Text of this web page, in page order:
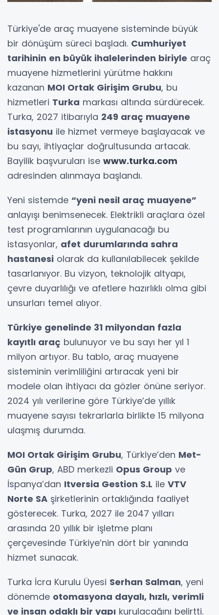
Türkiye'de araç muayene sisteminde büyük
bir dönüşüm süreci başladı. Cumhuriyet
tarihinin en büyük ihalelerinden biriyle araç
muayene hizmetlerini yürütme hakkını
kazanan MOI Ortak Girişim Grubu, bu
hizmetleri Turka markası altında sürdürecek.
Turka, 2027 itibarıyla 249 araç muayene
istasyonu ile hizmet vermeye başlayacak ve
bu sayı, ihtiyaçlar doğrultusunda artacak.
Bayilik başvuruları ise www.turka.com
adresinden alınmaya başlandı.
Yeni sistemde “yeni nesil araç muayene”
anlayışı benimsenecek. Elektrikli araçlara özel
test programlarının uygulanacağı bu
istasyonlar, afet durumlarında sahra
hastanesi olarak da kullanılabilecek şekilde
tasarlanıyor. Bu vizyon, teknolojik altyapı,
çevre duyarlılığı ve afetlere hazırlıklı olma gibi
unsurları temel alıyor.
Türkiye genelinde 31 milyondan fazla
kayıtlı araç bulunuyor ve bu sayı her yıl 1
milyon artıyor. Bu tablo, araç muayene
sisteminin verimliliğini artıracak yeni bir
modele olan ihtiyacı da gözler önüne seriyor.
2024 yılı verilerine göre Türkiye’de yıllık
muayene sayısı tekrarlarla birlikte 15 milyona
ulaşmış durumda.
MOI Ortak Girişim Grubu, Türkiye’den Met-
Gün Grup, ABD merkezli Opus Group ve
İspanya’dan Itversia Gestion S.L ile VTV
Norte SA şirketlerinin ortaklığında faaliyet
gösterecek. Turka, 2027 ile 2047 yılları
arasında 20 yıllık bir işletme planı
çerçevesinde Türkiye’nin dört bir yanında
hizmet sunacak.
Turka İcra Kurulu Üyesi Serhan Salman, yeni
dönemde otomasyona dayalı, hızlı, verimli
ve insan odaklı bir yapı kurulacağını belirtti.